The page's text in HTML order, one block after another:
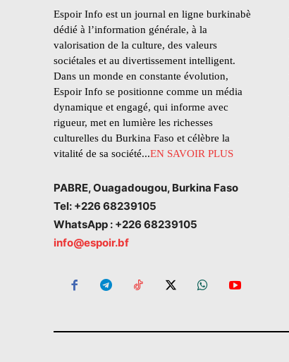
Espoir Info est un journal en ligne burkinabè
dédié à l’information générale, à la
valorisation de la culture, des valeurs
sociétales et au divertissement intelligent.
Dans un monde en constante évolution,
Espoir Info se positionne comme un média
dynamique et engagé, qui informe avec
rigueur, met en lumière les richesses
culturelles du Burkina Faso et célèbre la
vitalité de sa société...EN SAVOIR PLUS
PABRE, Ouagadougou, Burkina Faso
Tel: +226 68239105
WhatsApp : +226 68239105
info@espoir.bf